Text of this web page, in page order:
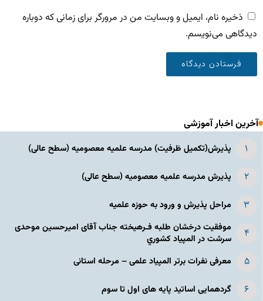
ذخیره نام، ایمیل و وبسایت من در مرورگر برای زمانی که دوباره
دیدگاهی می‌نویسم.
آخرین اخبار آموزشی
پذیرش(تکمیل ظرفیت) مدرسه علمیه معصومیه‌ (سطح عالی)
پذیرش مدرسه علمیه معصومیه‌ (سطح عالی)
مراحل پذیرش و ورود به حوزه علمیه
موفقیت درخشان طلبه فـرهیخته جناب آقای امیرحسین موحدی
سرشت در المپياد كشوري
معرفی نفرات برتر المپیاد علمی – مرحله استانی
گردهمایی اساتید پایه های اول تا سوم